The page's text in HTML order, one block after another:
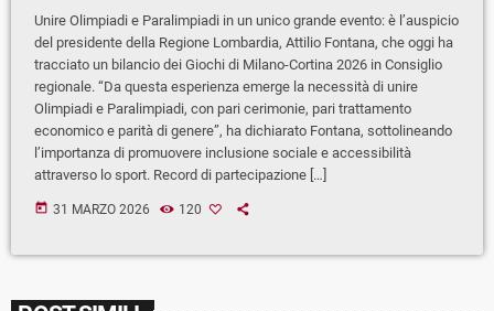
Unire Olimpiadi e Paralimpiadi in un unico grande evento: è l’auspicio
del presidente della Regione Lombardia, Attilio Fontana, che oggi ha
tracciato un bilancio dei Giochi di Milano-Cortina 2026 in Consiglio
regionale. “Da questa esperienza emerge la necessità di unire
Olimpiadi e Paralimpiadi, con pari cerimonie, pari trattamento
economico e parità di genere”, ha dichiarato Fontana, sottolineando
l’importanza di promuovere inclusione sociale e accessibilità
attraverso lo sport. Record di partecipazione […]
today 31 MARZO 2026 120